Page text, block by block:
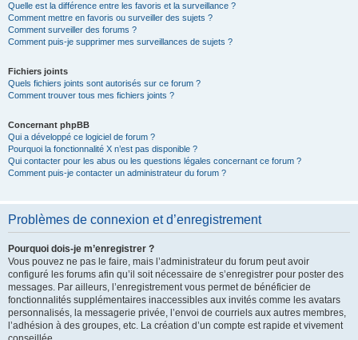
Quelle est la différence entre les favoris et la surveillance ?
Comment mettre en favoris ou surveiller des sujets ?
Comment surveiller des forums ?
Comment puis-je supprimer mes surveillances de sujets ?
Fichiers joints
Quels fichiers joints sont autorisés sur ce forum ?
Comment trouver tous mes fichiers joints ?
Concernant phpBB
Qui a développé ce logiciel de forum ?
Pourquoi la fonctionnalité X n’est pas disponible ?
Qui contacter pour les abus ou les questions légales concernant ce forum ?
Comment puis-je contacter un administrateur du forum ?
Problèmes de connexion et d’enregistrement
Pourquoi dois-je m’enregistrer ?
Vous pouvez ne pas le faire, mais l’administrateur du forum peut avoir
configuré les forums afin qu’il soit nécessaire de s’enregistrer pour poster des
messages. Par ailleurs, l’enregistrement vous permet de bénéficier de
fonctionnalités supplémentaires inaccessibles aux invités comme les avatars
personnalisés, la messagerie privée, l’envoi de courriels aux autres membres,
l’adhésion à des groupes, etc. La création d’un compte est rapide et vivement